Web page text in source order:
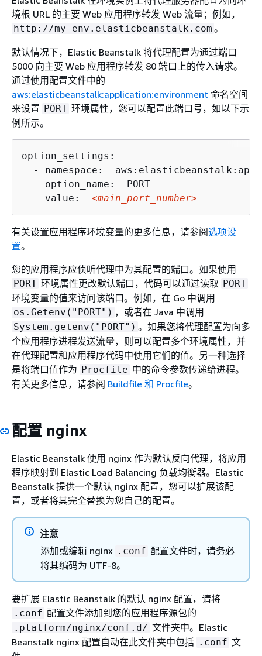
境根 URL 的主要 Web 应用程序转发 Web 流量；例如，
http://my-env.elasticbeanstalk.com 。
默认情况下，Elastic Beanstalk 将代理配置为通过端口
5000 向主要 Web 应用程序转发 80 端口上的传入请求。
通过使用配置文件中的
aws:elasticbeanstalk:application:environment 命名空间
来设置 PORT 环境属性，您可以配置此端口号，如以下示
例所示。
option_settings:
- namespace:
    option_name:  PORT
    value:
<main_port_number>
有关设置应用程序环境变量的更多信息，请参阅选项设
置。
您的应用程序应侦听代理中为其配置的端口。如果使用
PORT 环境属性更改默认端口，代码可以通过读取 PORT
环境变量的值来访问该端口。例如，在 Go 中调用
os.Getenv("PORT") ，或者在 Java 中调用
System.getenv("PORT") 。如果您将代理配置为向多
个应用程序进程发送流量，则可以配置多个环境属性，并
在代理配置和应用程序代码中使用它们的值。另一种选择
是将端口值作为 Procfile 中的命令参数传递给进程。
有关更多信息，请参阅 Buildfile 和 Procfile。
配置 nginx
Elastic Beanstalk 使用 nginx 作为默认反向代理，将应用
程序映射到 Elastic Load Balancing 负载均衡器。Elastic
Beanstalk 提供一个默认 nginx 配置，您可以扩展该配
置，或者将其完全替换为您自己的配置。
注意
添加或编辑 nginx .conf 配置文件时，请务必
将其编码为 UTF-8。
要扩展 Elastic Beanstalk 的默认 nginx 配置，请将
.conf 配置文件添加到您的应用程序源包的
.platform/nginx/conf.d/ 文件夹中。Elastic
Beanstalk nginx 配置自动在此文件夹中包括 .conf 文